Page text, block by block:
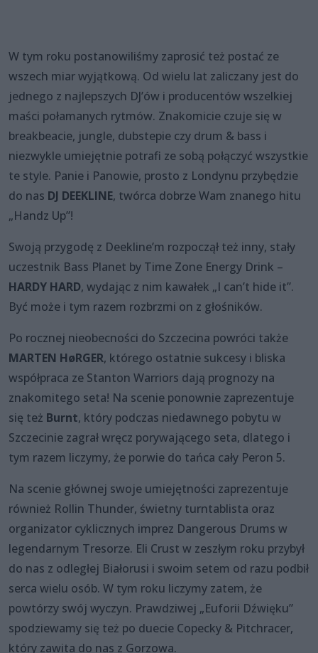
W tym roku postanowiliśmy zaprosić też postać ze
wszech miar wyjątkową. Od wielu lat zaliczany jest do
jednego z najlepszych DJ’ów i producentów wszelkiej
maści połamanych rytmów. Znakomicie czuje się w
breakbeacie, jungle, dubstepie czy drum & bass i
niezwykle umiejętnie potrafi ze sobą połączyć wszystkie
te style. Panie i Panowie, prosto z Londynu przybędzie
do nas DJ DEEKLINE, twórca dobrze Wam znanego hitu
„Handz Up”!
Swoją przygodę z Deekline’m rozpoczął też inny, stały
uczestnik Bass Planet by Time Zone Energy Drink –
HARDY HARD, wydając z nim kawałek „I can’t hide it”.
Być może i tym razem rozbrzmi on z głośników.
Po rocznej nieobecności do Szczecina powróci także
MARTEN HøRGER, którego ostatnie sukcesy i bliska
współpraca ze Stanton Warriors dają prognozy na
znakomitego seta! Na scenie ponownie zaprezentuje
się też Burnt, który podczas niedawnego pobytu w
Szczecinie zagrał wręcz porywającego seta, dlatego i
tym razem liczymy, że porwie do tańca cały Peron 5.
Na scenie głównej swoje umiejętności zaprezentuje
również Rollin Thunder, świetny turntablista oraz
organizator cyklicznych imprez Dangerous Drums w
legendarnym Tresorze. Eli Crust w zeszłym roku przybył
do nas z odległej Białorusi i swoim setem od razu podbił
serca wielu osób. W tym roku liczymy zatem, że
powtórzy swój wyczyn. Prawdziwej „Euforii Dźwięku”
spodziewamy się też po duecie Copecky & Pitchracer,
który zawita do nas z Gorzowa.